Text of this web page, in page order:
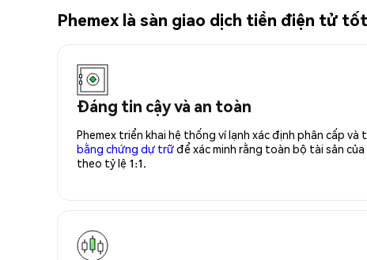
Phemex là sàn giao dịch tiền điện tử
Đáng tin cậy và an toàn
Phemex triển khai hệ thống ví lạnh xác định phân cấp
bằng chứng dự trữđể xác minh rằng toàn bộ tài sản
theo tỷ lệ 1:1.